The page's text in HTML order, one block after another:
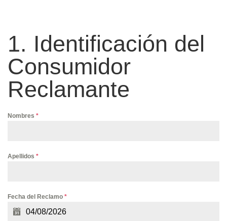
1. Identificación del
Consumidor
Reclamante
Nombres *
Apellidos *
Fecha del Reclamo *